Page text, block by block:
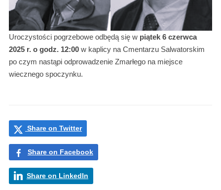
Uroczystości pogrzebowe odbędą się w piątek 6 czerwca
2025 r. o godz. 12:00w kaplicy na Cmentarzu Salwatorskim
po czym nastąpi odprowadzenie Zmarłego na miejsce
wiecznego spoczynku.
Share on Twitter
Share on Facebook
Share on LinkedIn